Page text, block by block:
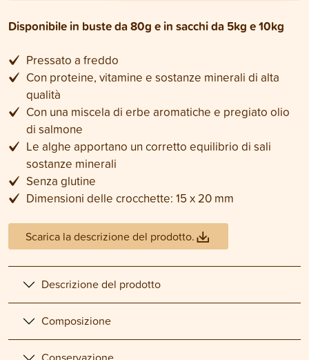
Disponibile in buste da 80g e in sacchi da 5kg e 10kg
Pressato a freddo
Con proteine, vitamine e sostanze minerali di alta
qualità
Con una miscela di erbe aromatiche e pregiato olio
di salmone
Le alghe apportano un corretto equilibrio di sali
sostanze minerali
Senza glutine
Dimensioni delle crocchette: 15 x 20 mm
Scarica la descrizione del prodotto.
Descrizione del prodotto
Composizione